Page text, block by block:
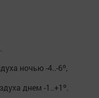
ночью -4..-6º,
днем -1..+1º.